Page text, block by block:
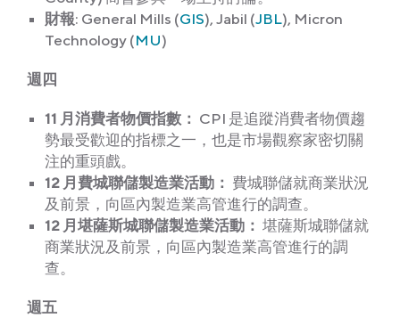
財報: General Mills (GIS), Jabil (JBL), Micron
Technology (MU)
週四
11 月消費者物價指數： CPI 是追蹤消費者物價趨
勢最受歡迎的指標之一，也是市場觀察家密切關
注的重頭戲。
12 月費城聯儲製造業活動： 費城聯儲就商業狀況
及前景，向區內製造業高管進行的調查。
12 月堪薩斯城聯儲製造業活動： 堪薩斯城聯儲就
商業狀況及前景，向區內製造業高管進行的調
查。
週五